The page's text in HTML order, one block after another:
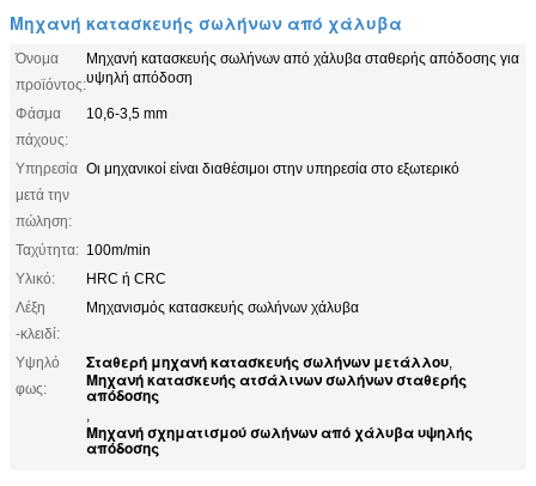
Μηχανή κατασκευής σωλήνων από χάλυβα
Όνομα
προϊόντος:
Μηχανή κατασκευής σωλήνων από χάλυβα σταθερής απόδοσης για
υψηλή απόδοση
Φάσμα
πάχους:
10,6-3,5 mm
Υπηρεσία
μετά την
πώληση:
Οι μηχανικοί είναι διαθέσιμοι στην υπηρεσία στο εξωτερικό
Ταχύτητα: 100m/min
Υλικό:
HRC ή CRC
Λέξη
-κλειδί:
Μηχανισμός κατασκευής σωλήνων χάλυβα
Υψηλό
φως:
Σταθερή μηχανή κατασκευής σωλήνων μετάλλου,
Μηχανή κατασκευής ατσάλινων σωλήνων σταθερής
απόδοσης
,
Μηχανή σχηματισμού σωλήνων από χάλυβα υψηλής
απόδοσης